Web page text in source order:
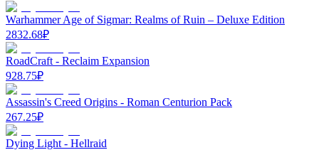
Warhammer Age of Sigmar: Realms of Ruin – Deluxe Edition
2832.68₽
RoadCraft - Reclaim Expansion
928.75₽
Assassin's Creed Origins - Roman Centurion Pack
267.25₽
Dying Light - Hellraid